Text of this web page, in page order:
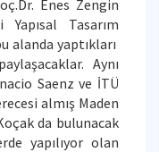
Enes Zengin
Tasarım
alanda yaptıkları
Aynı
Saenz ve İTÜ
almış Maden
da bulunacak
yapılıyor olan